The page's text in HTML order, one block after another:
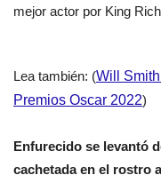
mejor actor por King
Lea también: (Will
Premios Oscar 2022)
Enfurecido se levantó
cachetada en el rostro